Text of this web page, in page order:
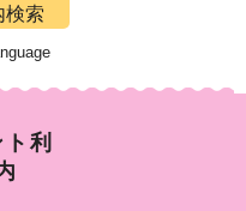
検索
利